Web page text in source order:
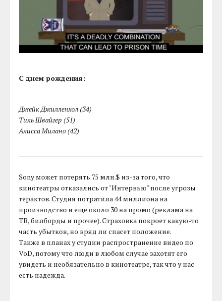
С днем рождения:
Джейк Джилленхол (34)
Тиль Швайгер (51)
Алисса Милано (42)
Sony может потерять 75 млн.$ из-за того, что
кинотеатры отказались от "Интервью" после угрозы
терактов. Студия потратила 44 миллиона на
производство и еще около 30 на промо (реклама на
ТВ, билборды и прочее). Страховка покроет какую-то
часть убытков, но вряд ли спасет положение.
Также в планах у студии распространение видео по
VoD, потому что люди в любом случае захотят его
увидеть и необязательно в кинотеатре, так что у нас
есть надежда.